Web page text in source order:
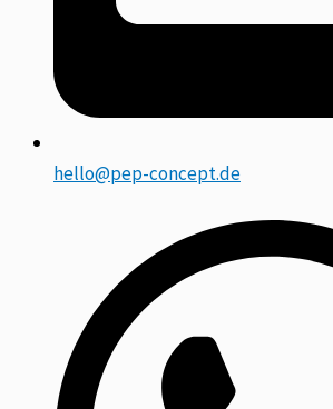
hello@pep-concept.de